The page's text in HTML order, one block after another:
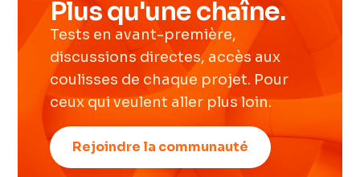
Plus qu'une chaîne.
Tests en avant-première,
discussions directes, accès aux
coulisses de chaque projet. Pour
ceux qui veulent aller plus loin.
Rejoindre la communauté